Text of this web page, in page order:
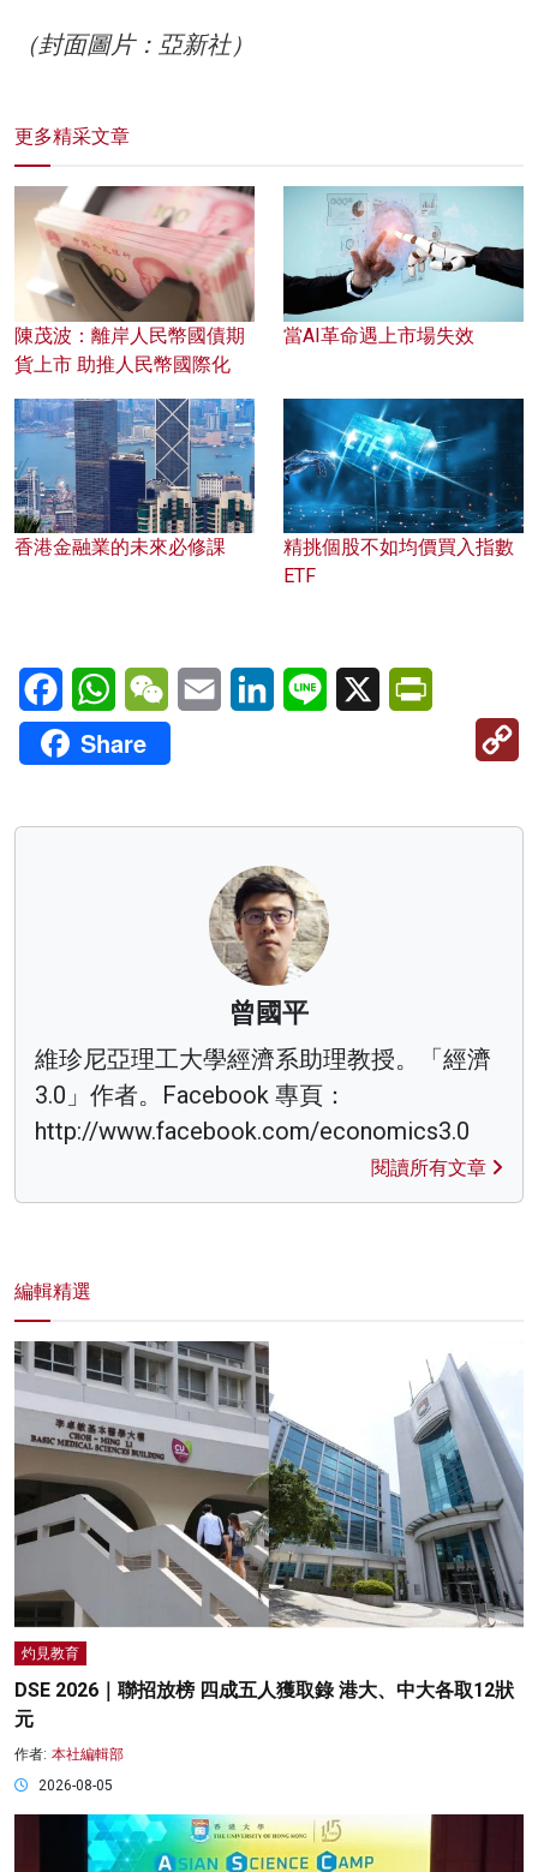
（封面圖片：亞新社）
更多精采文章
陳茂波：離岸人民幣國債期
貨上市 助推人民幣國際化
當AI革命遇上市場失效
香港金融業的未來必修課
精挑個股不如均價買入指數
ETF
FacebookWhatsAppWeChatEmail LinkedInLine X
Share
曾國平
維珍尼亞理工大學經濟系助理教授。「經濟
3.0」作者。Facebook 專頁：
http://www.facebook.com/economics3.0
閱讀所有文章
編輯精選
灼見教育
DSE 2026｜聯招放榜 四成五人獲取錄 港大、中大各取12狀
元
作者: 本社編輯部
2026-08-05